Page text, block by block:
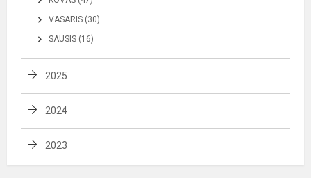
VASARIS (30)
SAUSIS (16)
2025
2024
2023